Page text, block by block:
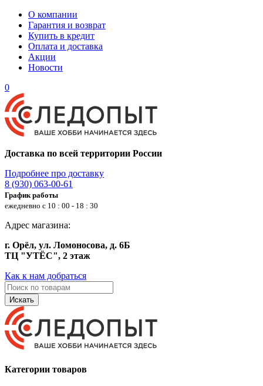
О компании
Гарантия и возврат
Купить в кредит
Оплата и доставка
Акции
Новости
0
Доставка по всей территории России
Подробнее про доставку
8 (930) 063-00-61
График работы
ежедневно с 10 : 00 - 18 : 30
Адрес магазина:
г. Орёл, ул. Ломоносова, д. 6Б
ТЦ "УТЁС", 2 этаж
Как к нам добраться
Искать
Категории товаров